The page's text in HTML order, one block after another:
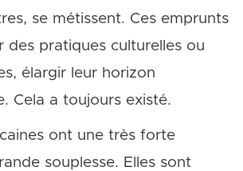
se métissent. Ces emprunts
des pratiques culturelles ou
élargir leur horizon
Cela a toujours existé.
ont une très forte
souplesse. Elles sont